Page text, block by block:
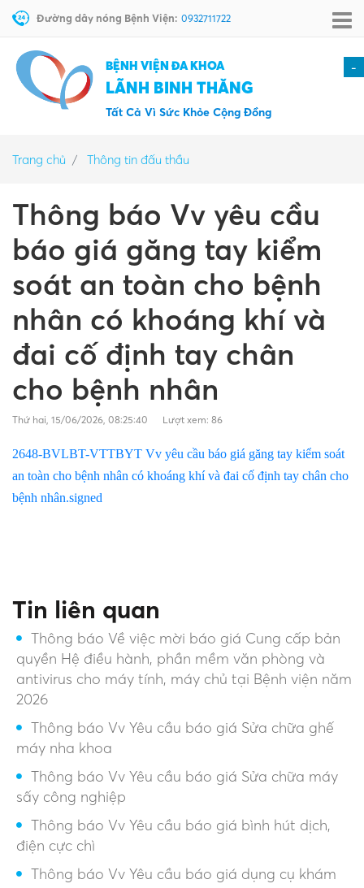
Đường dây nóng Bệnh Viện: 0932711722
BỆNH VIỆN ĐA KHOA
LÃNH BINH THĂNG
Tất Cả Vì Sức Khỏe Cộng Đồng
Trang chủ Thông tin đấu thầu
Thông báo Vv yêu cầu
báo giá găng tay kiểm
soát an toàn cho bệnh
nhân có khoáng khí và
đai cố định tay chân
cho bệnh nhân
Thứ hai, 15/06/2026, 08:25:40 Lượt xem: 86
2648-BVLBT-VTTBYT Vv yêu cầu báo giá găng tay kiểm soát
an toàn cho bệnh nhân có khoáng khí và đai cố định tay chân cho
bệnh nhân.signed
Tin liên quan
Thông báo Về việc mời báo giá Cung cấp bản
quyền Hệ điều hành, phần mềm văn phòng và
antivirus cho máy tính, máy chủ tại Bệnh viện năm
2026
Thông báo Vv Yêu cầu báo giá Sửa chữa ghế
máy nha khoa
Thông báo Vv Yêu cầu báo giá Sửa chữa máy
sấy công nghiệp
Thông báo Vv Yêu cầu báo giá bình hút dịch,
điện cực chì
Thông báo Vv Yêu cầu báo giá dụng cụ khám
-